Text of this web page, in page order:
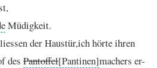
Müdigkeit.
derHaustür,ichhörteihren
des Pantoffel machers er-